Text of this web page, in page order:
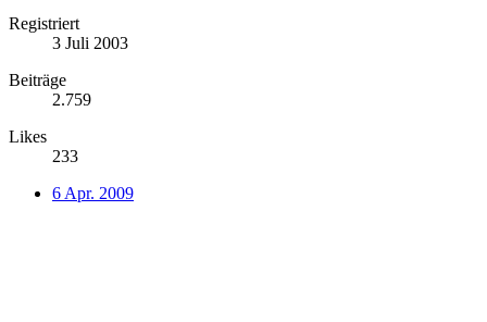
Registriert
3 Juli 2003
Beiträge
2.759
Likes
233
6 Apr. 2009